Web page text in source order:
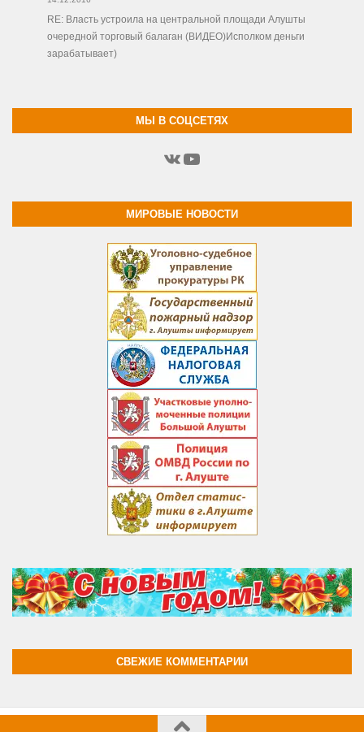
RE: Власть устроила на центральной площади Алушты
очередной торговый балаган (ВИДЕО)Исполком деньги
зарабатывает)
МЫ В СОЦСЕТЯХ
ВКонтакте
YouTube
МИРОВЫЕ НОВОСТИ
СВЕЖИЕ КОММЕНТАРИИ